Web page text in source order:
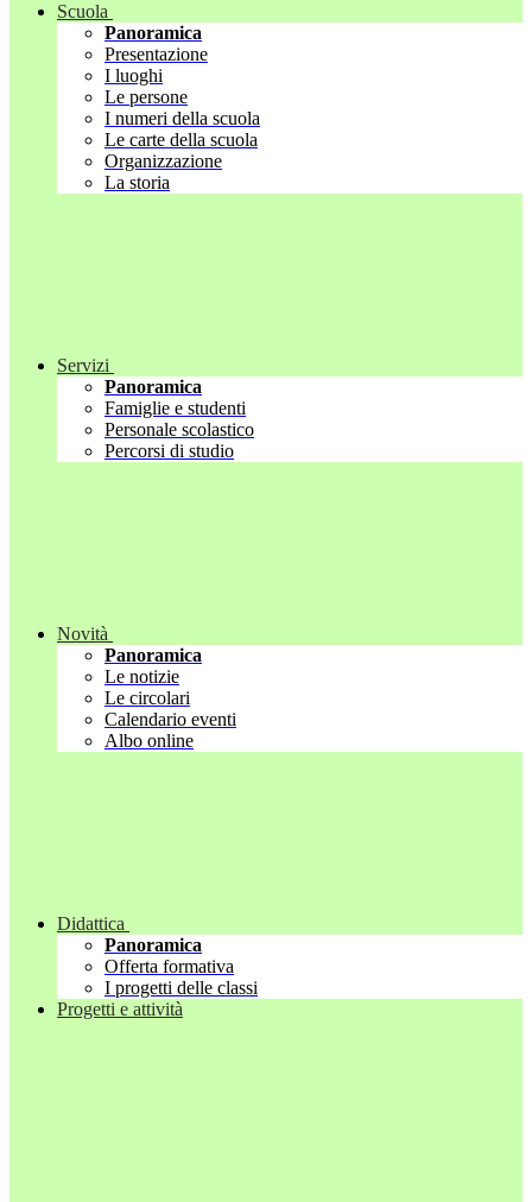
Scuola
Panoramica
Presentazione
I luoghi
Le persone
I numeri della scuola
Le carte della scuola
Organizzazione
La storia
Servizi
Panoramica
Famiglie e studenti
Personale scolastico
Percorsi di studio
Novità
Panoramica
Le notizie
Le circolari
Calendario eventi
Albo online
Didattica
Panoramica
Offerta formativa
I progetti delle classi
Progetti e attività